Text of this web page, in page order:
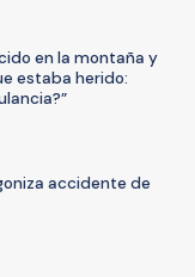
en la montaña y
estaba herido:
accidente de